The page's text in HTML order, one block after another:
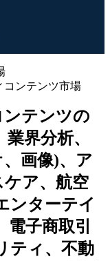
コンテンツ市場
テンツの
界分析、
画像)、ア
ア、航空
ンターテイ
子商取引
ティ、不動